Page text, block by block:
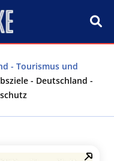
- Tourismus und
- Deutschland -